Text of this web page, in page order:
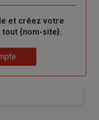
et créez votre
{nom-site}.